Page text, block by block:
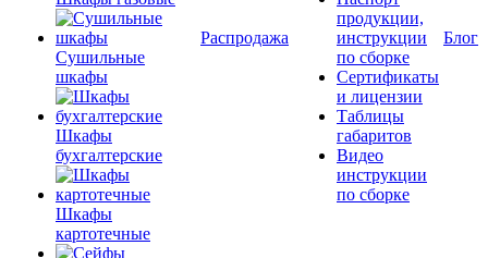
Сушильные
шкафы
Шкафы
бухгалтерские
Шкафы
картотечные
Распродажа
продукции,
инструкции
по сборке
Сертификаты
и лицензии
Таблицы
габаритов
Видео
инструкции
по сборке
Блог